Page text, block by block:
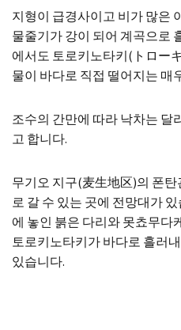
지형이 급경사이고 비가 많은
물줄기가 강이 되어 계곡으로
에서도 토로키노타키(トロー
물이 바다로 직접 떨어지는 매
조수의 간만에 따라 낙차는 달
고 합니다.
무기오 지구(麦生地区)의 폰
로 갈 수 있는 곳에 전망대가
에 놓인 붉은 다리와 못쵸무
토로키노타키가 바다로 흘러
있습니다.